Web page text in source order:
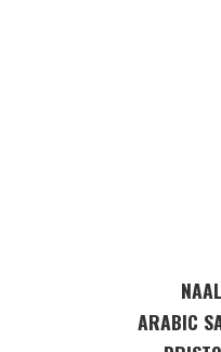
ARABIC